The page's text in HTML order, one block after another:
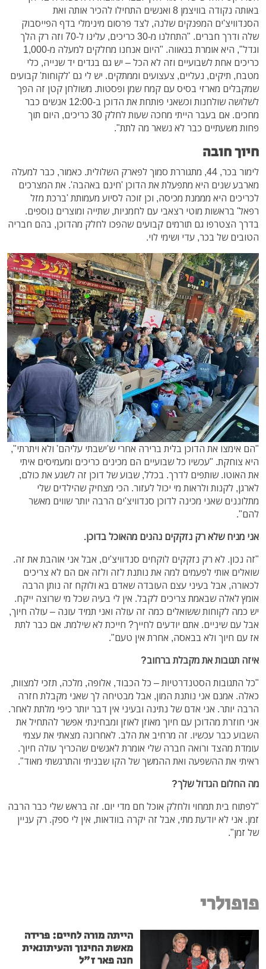
באותה נקודה בוויצמן 8 ואנשים התחילו להכיר אותה ואת
הסנדוויצ'ים המפנקים שלנה, לצד פרסום מינימלי בדף הפייסבוק
שלה ודרך חברים. "התחלנו מ-30 כריכים, עלינו ל-70 וזה רק הלך
וגדל", היא אומרת בגאווה. "היום אנחנו מחלקים למעלה מ-1,000
כריכים אחת לשבועיים וזה לא הכל – יש גם בגדים יד שנייה, כלי
מטבח, תיקים, נעליים, צעצועים וממתקים. יש לי גם 'לקוחות' קבועים
שמקבלים מארזי בסיס עם קמח שמן ופסטות. משולחן קטן זה הפך
לשלושה שולחנות וכשאני פותחת את הדוכן ב-12:00 אנשים כבר
מחכים. אם בעבר הייתי מחכה שעות לחלק 30 כריכים, היום תוך
פחות משעתיים כבר לא נשאר מה לתת".
חיוך חובה
לימור בכר, 44, מתגוררת סמוך לפארק השלולית. כאמור, כבר למעלה
מארבע שנים היא מתפעלת את הדוכן 'חינם באהבה'. את המצרכים
לכריכים היא מממנת מכיסה, וכן זוכה לסיוע מעמותת 'ברכת מזל
רפאל' בראשות מוטי רצאבי עם לחמניות, שתייה ומוצרים נוספים.
בדרך הצטרפו גם תורמים קבועים שהפכו לחלק מהדוכן, בהם חבריה
הטובים של בכר, עדי ושימי לוי.
"הם אימצו את הדוכן בלית ברירה אחרי ש'ישבתי עליהם' ולא ויתרתי",
היא צוחקת. "עכשיו כל שבועיים הם מכינים כריכים ומעמיסים איתי
את האוטו. שותפים לדרך. בכלל, שבוע של דוכן זה לשגע את כולם,
לארגן, לקנות ולראות מי יכול לעזור. הכי מצחיק שהילדים שלי
מתלוננים שאני מכינה לדוכן סנדוויצ'ים הרבה יותר שווים מאשר
להם".
אני מניח שלא רק נזקקים נהנים מהאוכל בדוכן.
"זה נכון. לא רק נזקקים לוקחים סנדוויצ'ים, אבל אני אוהבת את זה.
שואלים אותי לפעמים למה את נותנת לזה ולזה אם הם לא צריכים
לכאורה, אבל בעיני עצם העובדה שאדם בא ולוקח זה נותן הרבה
אומץ לאלה שבאמת צריכים לקבל. אין לי בעיה שכל מי שרוצה ייקח.
יש כמה לקוחות ששואלים כמה זה עולה ואני תמיד עונה – עולה חיוך,
אבל עם שיניים. אתם יודעים לחייך? חייכת לא שילמת. אם כבר לתת
אז עם חיוך ולא בבאסה, אחרת אין טעם".
איזה תגובות את מקבלת ברחוב?
"כל התגובות הסטנדרטיות – כל הכבוד, אלופה, מלכה, תזכי למצוות,
כאלה. אמנם אני נותנת המון, אבל מבטיחה לך שאני מקבלת חזרה
הרבה יותר. אני אדם של נתינה ובעיני אין דבר יותר כיפי מלתת לאחר.
אני חוזרת מהדוכן עם חיוך מאוזן לאוזן ומבחינתי אפשר להתחיל את
השבוע כבר עכשיו. זה מרחיב את הלב. לאחרונה מצאתי את עצמי
עומדת מהצד ורואה חברה שלי אומרת לאנשים שהכריך עולה חיוך.
ראיתי את ההשפעה ואת ההמשך של הקו שבניתי והתרגשתי מאוד".
מה החלום הגדול שלך?
"לפתוח בית תמחוי ולחלק אוכל חם מדי יום. זה בראש שלי כבר הרבה
זמן. אני לא יודעת מתי, אבל זה יקרה בוודאות, אין לי ספק. רק עניין
של זמן".
פופולרי
הייתה מורה לחיים: פרידה
מאשת החינוך והעיתונאית
חנה פאר ז"ל